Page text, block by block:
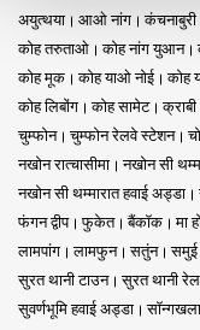
अयुत्थया आओ नांग कंचनाबुरी
कोह तरुताओ
कोह नांग युआन
कोह मूक
कोह याओ नोई कोह
कोह लिबोंग
कोह सामेट क्राबी
चुम्फोन
चुम्फोन रेलवे स्टेशन
नखोन रात्चासीमा
नखोन सी
नखोन सी थम्मारात हवाई अड्डा
फंगन द्वीप
फुकेत बैंकॉक मा
लामपांग
लामफुन सतुंन समुई
सुरत थानी टाउन
सुरत थानी
सुवर्णभूमि हवाई अड्डा
सॉन्गखला